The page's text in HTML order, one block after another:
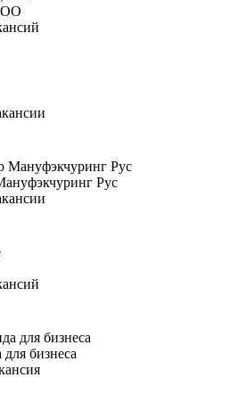
Рус
бизнеса